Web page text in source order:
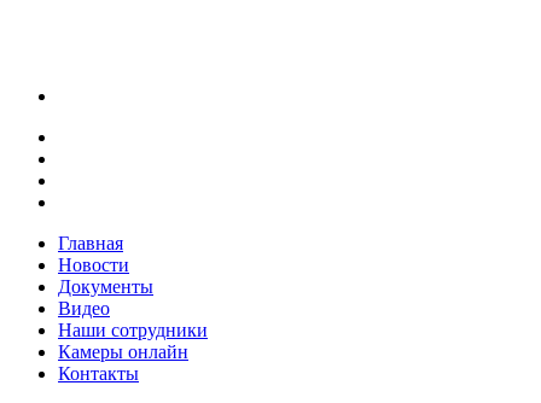
Главная
Новости
Документы
Видео
Наши сотрудники
Камеры онлайн
Контакты